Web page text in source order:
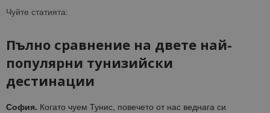
Чуйте статията:
Пълно сравнение на двете най-
популярни тунизийски
дестинации
София. Когато чуем Тунис, повечето от нас веднага си